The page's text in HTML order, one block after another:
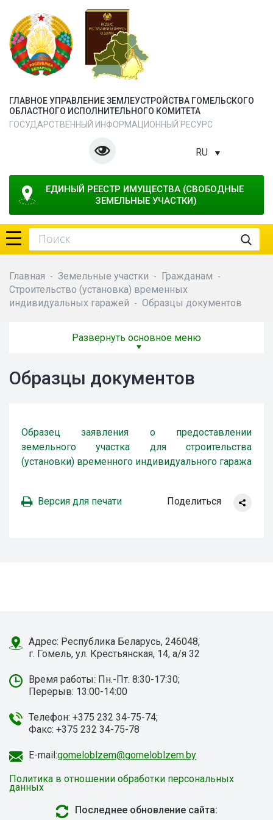
ГЛАВНОЕ УПРАВЛЕНИЕ ЗЕМЛЕУСТРОЙСТВА ГОМЕЛЬСКОГО
ОБЛАСТНОГО ИСПОЛНИТЕЛЬНОГО КОМИТЕТА
ГОСУДАРСТВЕННЫЙ ИНФОРМАЦИОННЫЙ РЕСУРС
RU
ЕДИНЫЙ РЕЕСТР ИМУЩЕСТВА (СВОБОДНЫЕ
ЗЕМЕЛЬНЫЕ УЧАСТКИ)
Главная - Земельные участки - Гражданам -
Строительство (установка) временных
индивидуальных гаражей
- Образцы документов
Развернуть основное меню
Образцы документов
Образец заявления о предоставлении
земельного участка для строительства
(установки) временного индивидуального гаража
Версия для печати Поделиться
Адрес: Республика Беларусь, 246048,
г. Гомель, ул. Крестьянская, 14, а/я 32
Время работы: Пн.-Пт. 8:30-17:30;
Перерыв: 13:00-14:00
Телефон: +375 232 34-75-74;
Факс: +375 232 34-75-78
E-mail:gomeloblzem@gomeloblzem.by
Политика в отношении обработки персональных
данных
Последнее обновление сайта: